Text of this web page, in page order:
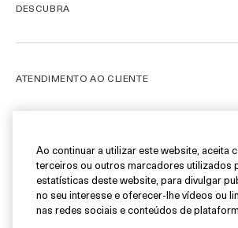
DESCUBRA
Nossa Arte
Ofertas
ATENDIMENTO AO CLIENTE
Fale Conosco
Personal Shopper
Cancelamentos & Devoluções
Encontre uma Boutique/SPA
SIGA-NOS
Instagram
Facebook
Ao continuar a utilizar este website, aceita
terceiros ou outros marcadores utilizados
estatísticas deste website, para divulgar
no seu interesse e oferecer-lhe vídeos ou
nas redes sociais e conteúdos de